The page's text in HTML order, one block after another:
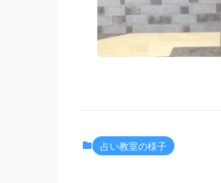
占い教室の様子